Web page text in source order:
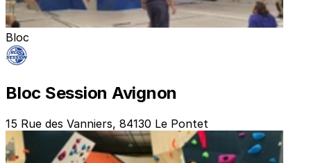
Bloc
Bloc Session Avignon
15 Rue des Vanniers, 84130 Le Pontet